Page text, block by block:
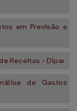
em Previsão e
Receitas - Dipar
de Gastos